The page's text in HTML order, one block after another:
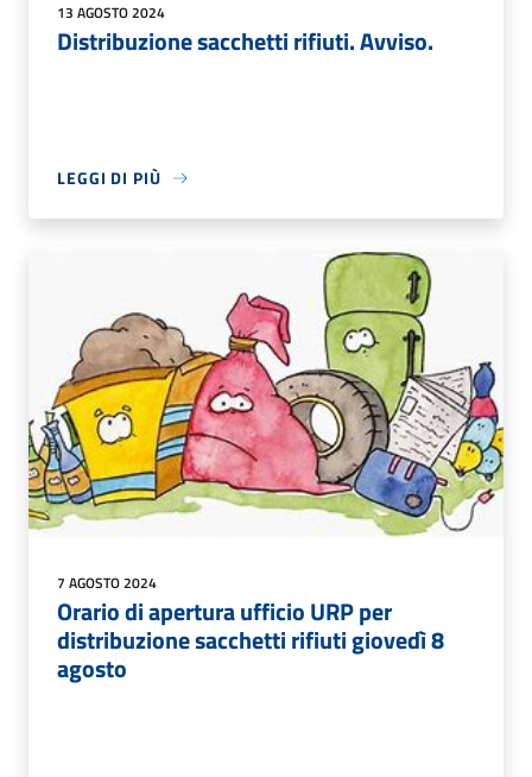
13 AGOSTO 2024
Distribuzione sacchetti rifiuti. Avviso.
LEGGI DI PIÙ
7 AGOSTO 2024
Orario di apertura ufficio URP per
distribuzione sacchetti rifiuti giovedì 8
agosto